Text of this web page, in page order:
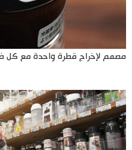
مصمم لإخراج قطرة واحدة مع كل